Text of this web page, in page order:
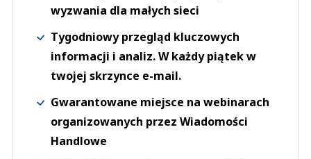
wyzwania dla małych sieci
Tygodniowy przegląd kluczowych
informacji i analiz. W każdy piątek w
twojej skrzynce e-mail.
Gwarantowane miejsce na webinarach
organizowanych przez Wiadomości
Handlowe